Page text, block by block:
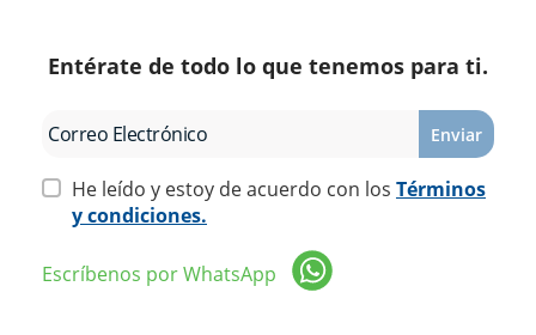
Entérate de todo lo que tenemos para ti.
Enviar
He leído y estoy de acuerdo con los Términos
y condiciones.
Escríbenos por WhatsApp